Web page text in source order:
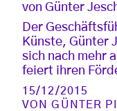
von Günter
Der
Künste, Günter
sich nach mehr
feiert ihren
15/12/2015
VONGÜNTER